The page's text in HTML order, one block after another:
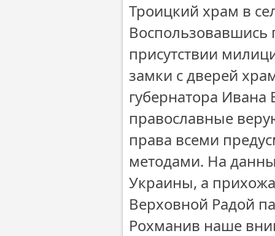
Троицкий храм в
Воспользовавшись
присутствии
замки с дверей
губернатора
православные
права всеми
методами. На
Украины, а
Верховной Радой
Рохманив наше